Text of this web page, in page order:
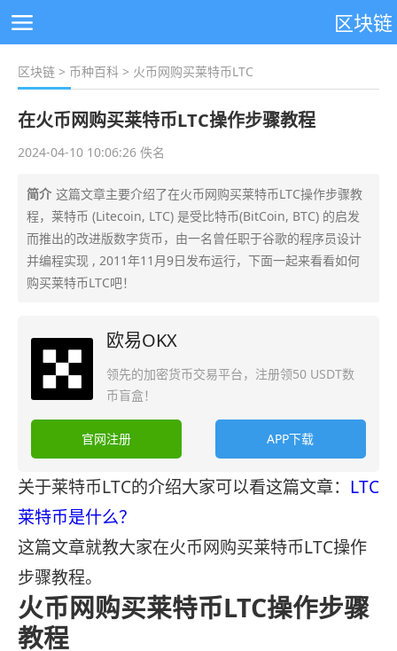
区块链
区块链 > 币种百科 > 火币网购买莱特币LTC
在火币网购买莱特币LTC操作步骤教程
2024-04-10 10:06:26 佚名
简介 这篇文章主要介绍了在火币网购买莱特币LTC操作步骤教
程，莱特币 (Litecoin, LTC) 是受比特币(BitCoin, BTC) 的启发
而推出的改进版数字货币，由一名曾任职于谷歌的程序员设计
并编程实现 , 2011年11月9日发布运行，下面一起来看看如何
购买莱特币LTC吧！
欧易OKX
领先的加密货币交易平台，注册领50 USDT数
币盲盒！
官网注册 APP下载
关于莱特币LTC的介绍大家可以看这篇文章： LTC
莱特币是什么？
这篇文章就教大家在火币网购买莱特币LTC操作
步骤教程。
火币网购买莱特币LTC操作步骤
教程